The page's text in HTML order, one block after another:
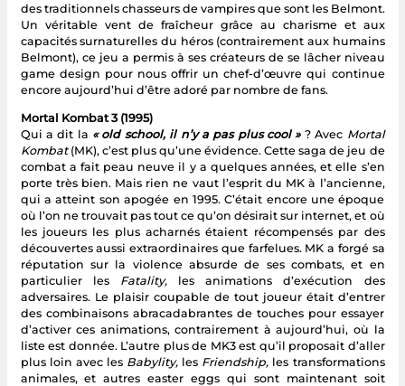
des traditionnels chasseurs de vampires que sont les Belmont.
Un véritable vent de fraîcheur grâce au charisme et aux
capacités surnaturelles du héros (contrairement aux humains
Belmont), ce jeu a permis à ses créateurs de se lâcher niveau
game design pour nous offrir un chef-d’œuvre qui continue
encore aujourd’hui d’être adoré par nombre de fans.
Mortal Kombat 3 (1995)
Qui a dit la « old school, il n’y a pas plus cool »? Avec Mortal
Kombat (MK), c’est plus qu’une évidence. Cette saga de jeu de
combat a fait peau neuve il y a quelques années, et elle s’en
porte très bien. Mais rien ne vaut l’esprit du MK à l’ancienne,
qui a atteint son apogée en 1995. C’était encore une époque
où l’on ne trouvait pas tout ce qu’on désirait sur internet, et où
les joueurs les plus acharnés étaient récompensés par des
découvertes aussi extraordinaires que farfelues. MK a forgé sa
réputation sur la violence absurde de ses combats, et en
particulier les Fatality,les animations d’exécution des
adversaires. Le plaisir coupable de tout joueur était d’entrer
des combinaisons abracadabrantes de touches pour essayer
d’activer ces animations, contrairement à aujourd’hui, où la
liste est donnée. L’autre plus de MK3 est qu’il proposait d’aller
plus loin avec les Babylity, les Friendship, les transformations
animales, et autres easter eggs qui sont maintenant soit